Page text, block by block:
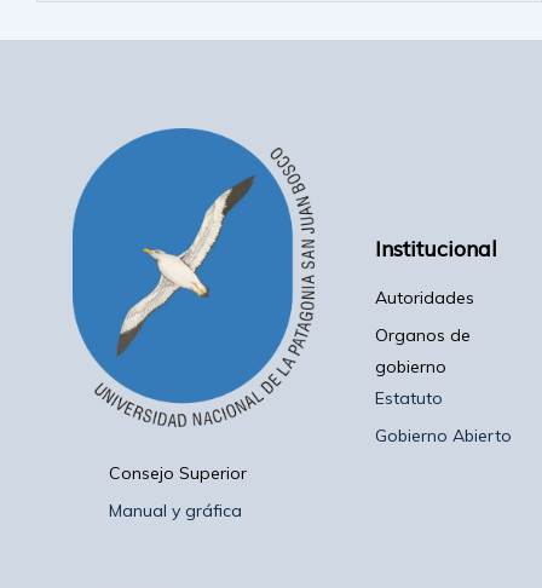
Institucional
Autoridades
Organos de
gobierno
Estatuto
Gobierno Abierto
Consejo Superior
Manual y gráfica